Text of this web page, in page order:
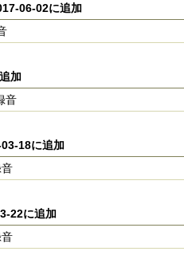
06-02に追加
加
音
18に追加
22に追加